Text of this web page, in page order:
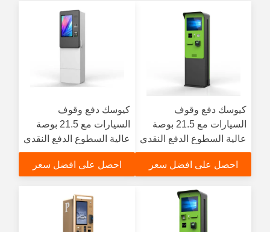
كيوسك دفع وقوف
السيارات مع 21.5 بوصة
عالية السطوع الدفع النقدي
ضد الماء Ip65
احصل على افضل سعر
كيوسك دفع وقوف
السيارات مع 21.5 بوصة
عالية السطوع الدفع النقدي
ضد الماء Ip65
احصل على افضل سعر